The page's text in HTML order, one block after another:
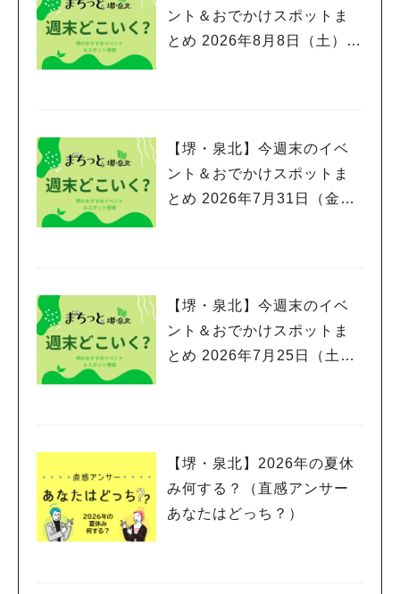
ント＆おでかけスポットま
とめ 2026年8月8日（土）～
【堺・泉北】今週末のイベ
ント＆おでかけスポットま
とめ 2026年7月31日（金）
【堺・泉北】今週末のイベ
ント＆おでかけスポットま
とめ 2026年7月25日（土）
【堺・泉北】2026年の夏休
み何する？（直感アンサー
あなたはどっち？）